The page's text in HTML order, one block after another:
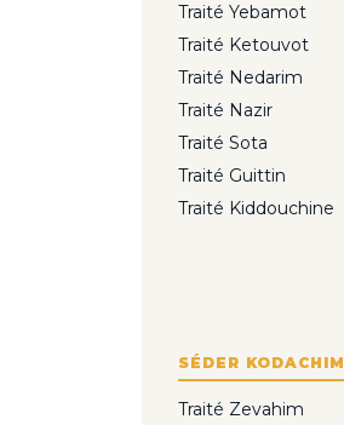
Traité Yebamot
Traité Ketouvot
Traité Nedarim
Traité Nazir
Traité Sota
Traité Guittin
Traité Kiddouchine
SÉDER KODACHIM
Traité Zevahim